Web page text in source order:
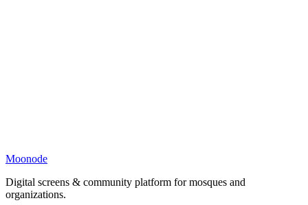
Moonode
Digital screens & community platform for mosques and
organizations.